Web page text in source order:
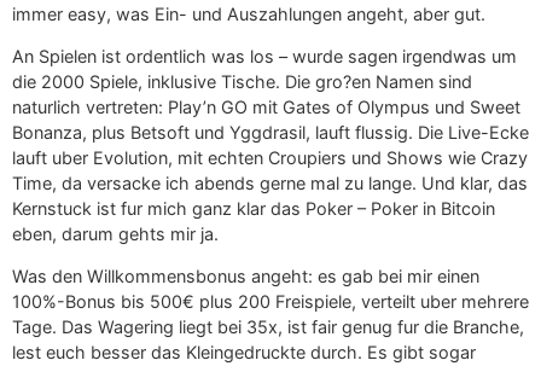
immer easy, was Ein- und Auszahlungen angeht, aber gut.
An Spielen ist ordentlich was los – wurde sagen irgendwas um
die 2000 Spiele, inklusive Tische. Die gro?en Namen sind
naturlich vertreten: Play’n GO mit Gates of Olympus und Sweet
Bonanza, plus Betsoft und Yggdrasil, lauft flussig. Die Live-Ecke
lauft uber Evolution, mit echten Croupiers und Shows wie Crazy
Time, da versacke ich abends gerne mal zu lange. Und klar, das
Kernstuck ist fur mich ganz klar das Poker – Poker in Bitcoin
eben, darum gehts mir ja.
Was den Willkommensbonus angeht: es gab bei mir einen
100%-Bonus bis 500€ plus 200 Freispiele, verteilt uber mehrere
Tage. Das Wagering liegt bei 35x, ist fair genug fur die Branche,
lest euch besser das Kleingedruckte durch. Es gibt sogar